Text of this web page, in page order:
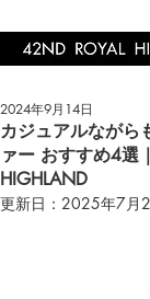
カジュアルながら
ァー おすすめ4選
HIGHLAND
2024年9月14日
更新日： 2025年7月